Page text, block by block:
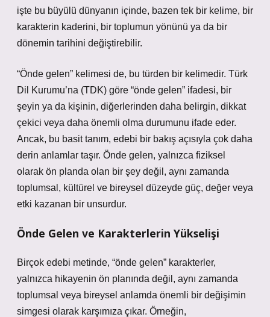
işte bu büyülü dünyanın içinde, bazen tek bir kelime, bir
karakterin kaderini, bir toplumun yönünü ya da bir
dönemin tarihini değiştirebilir.
“Önde gelen” kelimesi de, bu türden bir kelimedir. Türk
Dil Kurumu’na (TDK) göre “önde gelen” ifadesi, bir
şeyin ya da kişinin, diğerlerinden daha belirgin, dikkat
çekici veya daha önemli olma durumunu ifade eder.
Ancak, bu basit tanım, edebi bir bakış açısıyla çok daha
derin anlamlar taşır. Önde gelen, yalnızca fiziksel
olarak ön planda olan bir şey değil, aynı zamanda
toplumsal, kültürel ve bireysel düzeyde güç, değer veya
etki kazanan bir unsurdur.
Önde Gelen ve Karakterlerin Yükselişi
Birçok edebi metinde, “önde gelen” karakterler,
yalnızca hikayenin ön planında değil, aynı zamanda
toplumsal veya bireysel anlamda önemli bir değişimin
simgesi olarak karşımıza çıkar. Örneğin,